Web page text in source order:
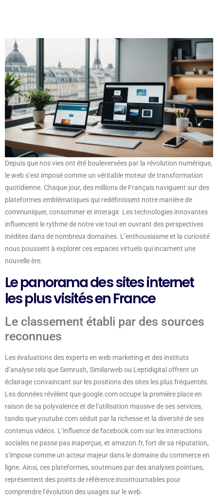
Depuis que nos vies ont été bouleversées par la révolution numérique,
le web s’est imposé comme un véritable moteur de transformation
quotidienne. Chaque jour, des millions de Français naviguent sur des
plateformes emblématiques qui redéfinissent notre manière de
communiquer, consommer et interagir. Les technologies innovantes
influencent le rythme de notre vie tout en ouvrant des perspectives
inédites dans de nombreux domaines. L’enthousiasme et la curiosité
nous poussent à explorer ces espaces virtuels qui incarnent une
nouvelle ère.
Le panorama des sites internet
les plus visités en France
Le classement établi par des sources
reconnues
Les évaluations des experts en web marketing et des instituts
d’analyse tels que Semrush, Similarweb ou Leptidigital offrent un
éclairage convaincant sur les positions des sites les plus fréquentés.
Les données révèlent que google.com occupe la première place en
raison de sa polyvalence et de l’utilisation massive de ses services,
tandis que youtube.com séduit par la richesse et la diversité de ses
contenus vidéos. L’influence de facebook.com sur les interactions
sociales ne passe pas inaperçue, et amazon.fr, fort de sa réputation,
s’impose comme un acteur majeur dans le domaine du commerce en
ligne. Ainsi, ces plateformes, soutenues par des analyses pointues,
représentent des points de référence incontournables pour
comprendre l’évolution des usages sur le web.